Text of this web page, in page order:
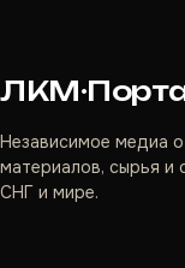
Независимое медиа
материалов, сырья и
СНГ и мире.